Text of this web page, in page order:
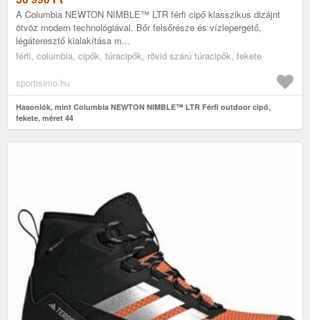
A Columbia NEWTON NIMBLE™ LTR férfi cipő klasszikus dizájnt
ötvöz modern technológiával. Bőr felsőrésze és vízlepergető,
légáteresztő kialakítása m...
férfi, columbia, cipők, túracipők, rövid szárú túracipők, fekete
sportisimo.hu
Hasonlók, mint Columbia NEWTON NIMBLE™ LTR Férfi outdoor cipő,
fekete, méret 44